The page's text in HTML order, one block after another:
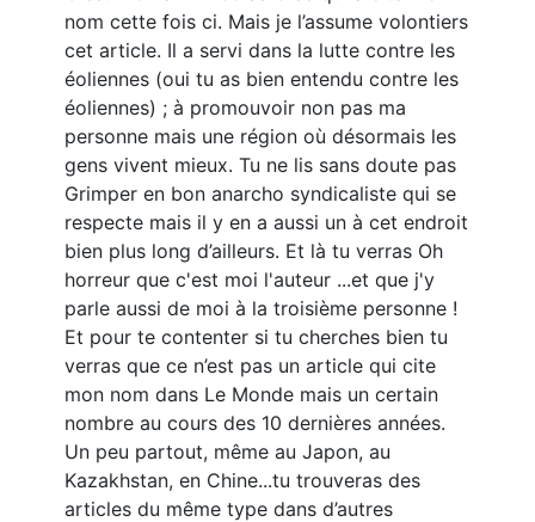
nom cette fois ci. Mais je l’assume volontiers
cet article. Il a servi dans la lutte contre les
éoliennes (oui tu as bien entendu contre les
éoliennes) ; à promouvoir non pas ma
personne mais une région où désormais les
gens vivent mieux. Tu ne lis sans doute pas
Grimper en bon anarcho syndicaliste qui se
respecte mais il y en a aussi un à cet endroit
bien plus long d’ailleurs. Et là tu verras Oh
horreur que c'est moi l'auteur ...et que j'y
parle aussi de moi à la troisième personne !
Et pour te contenter si tu cherches bien tu
verras que ce n’est pas un article qui cite
mon nom dans Le Monde mais un certain
nombre au cours des 10 dernières années.
Un peu partout, même au Japon, au
Kazakhstan, en Chine...tu trouveras des
articles du même type dans d’autres